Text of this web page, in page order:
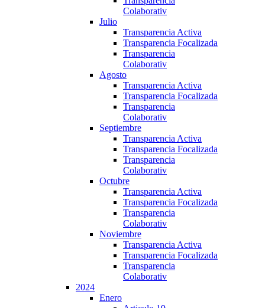
Colaborativ
Julio
Transparencia Activa
Transparencia Focalizada
Transparencia
Colaborativ
Agosto
Transparencia Activa
Transparencia Focalizada
Transparencia
Colaborativ
Septiembre
Transparencia Activa
Transparencia Focalizada
Transparencia
Colaborativ
Octubre
Transparencia Activa
Transparencia Focalizada
Transparencia
Colaborativ
Noviembre
Transparencia Activa
Transparencia Focalizada
Transparencia
Colaborativ
2024
Enero